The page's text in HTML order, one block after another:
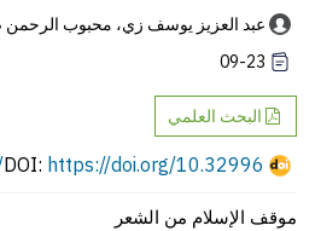
عبد العزيز يوسف زي، محبوب
البحث العلمي
https://doi.org/10.32996/
موقف الإسلام من الشعر